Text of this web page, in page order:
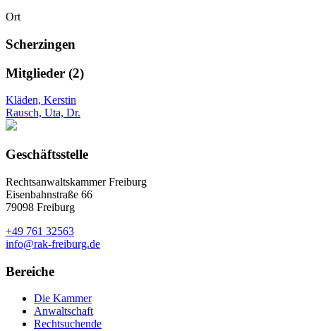
Ort
Scherzingen
Mitglieder (2)
Kläden, Kerstin
Rausch, Uta, Dr.
Geschäftsstelle
Rechtsanwaltskammer Freiburg
Eisenbahnstraße 66
79098 Freiburg
+49 761 32563
info@rak-freiburg.de
Bereiche
Die Kammer
Anwaltschaft
Rechtsuchende